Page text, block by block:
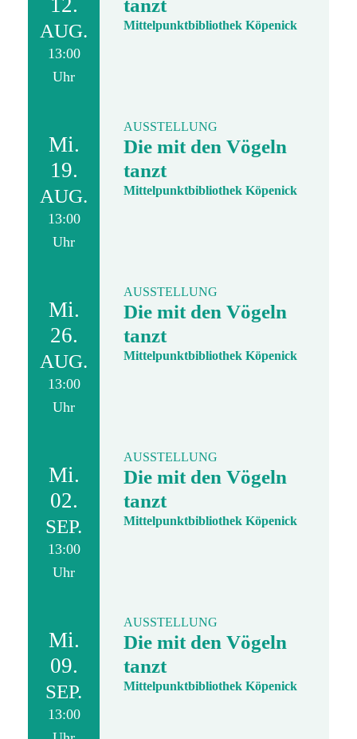
12.
AUG.
13:00
Uhr
tanzt
Mittelpunktbibliothek Köpenick
Mi.
19.
AUG.
13:00
Uhr
AUSSTELLUNG
Die mit den Vögeln
tanzt
Mittelpunktbibliothek Köpenick
Mi.
26.
AUG.
13:00
Uhr
AUSSTELLUNG
Die mit den Vögeln
tanzt
Mittelpunktbibliothek Köpenick
Mi.
02.
SEP.
13:00
Uhr
AUSSTELLUNG
Die mit den Vögeln
tanzt
Mittelpunktbibliothek Köpenick
Mi.
09.
SEP.
13:00
AUSSTELLUNG
Die mit den Vögeln
tanzt
Mittelpunktbibliothek Köpenick